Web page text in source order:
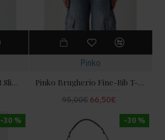
Pinko Marrakech T-shirt Slim-fit Lover Green Μπλούζα
Pinko
Pinko Brugherio Fine-Rib T-shirt Love Birds Embroidery Black Μπλούζα
95,00€ 66,50€
-30 % -30 %